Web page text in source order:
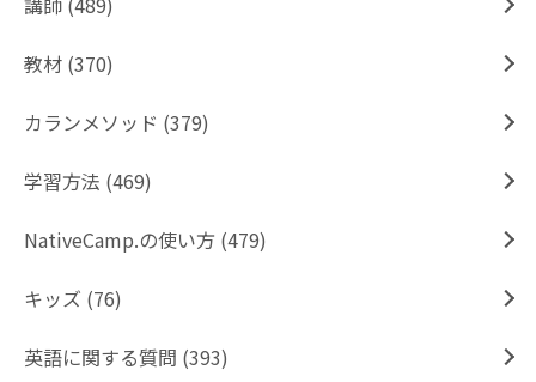
教材 (370)
カランメソッド (379)
学習方法 (469)
NativeCamp.の使い方 (479)
キッズ (76)
英語に関する質問 (393)